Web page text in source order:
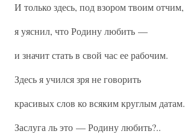
И только здесь, под взором твоим отчим,
я уяснил, что Родину любить —
и значит стать в свой час ее рабочим.
Здесь я учился зря не говорить
красивых слов ко всяким круглым датам.
Заслуга ль это — Родину любить?..